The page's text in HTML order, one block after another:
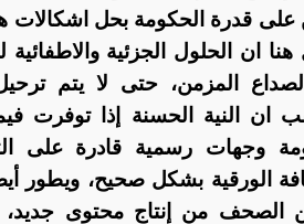
على قدرة الحكومة بحل اشكالات
هنا ان الحلول الجزئية
المزمن، حتى لا يتم
ان النية الحسنة إذا توفرت
وجهات رسمية قادرة على
الورقية بشكل صحيح، ويطور
الصحف من إنتاج محتوى جديد،